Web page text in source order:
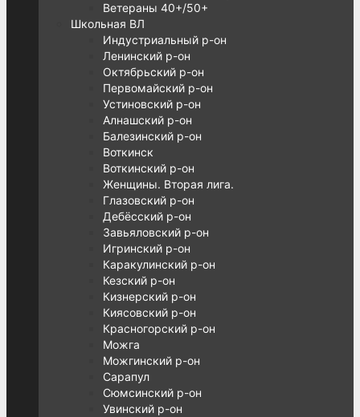
Ветераны 40+/50+
Школьная ВЛ
Индустриальный р-он
Ленинский р-он
Октябрьский р-он
Первомайский р-он
Устиновский р-он
Алнашский р-он
Балезинский р-он
Воткинск
Воткинский р-он
Женщины. Вторая лига.
Глазовский р-он
Дебёсский р-он
Завьяловский р-он
Игринский р-он
Каракулинский р-он
Кезский р-он
Кизнерский р-он
Киясовский р-он
Красногорский р-он
Можга
Можгинский р-он
Сарапул
Сюмсинский р-он
Увинский р-он